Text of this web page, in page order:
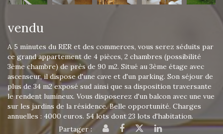
vendu
A 5 minutes du RER et des commerces, vous serez séduits par
ce grand appartement de 4 pièces, 2 chambres (possibilité
3ème chambre) de près de 90 m2. Situé au 3ème étage avec
ascenseur, il dispose d'une cave et d'un parking. Son séjour de
plus de 34 m2 exposé sud ainsi que sa disposition traversante
le rendent lumineux. Vous disposerez d'un balcon avec une vue
sur les jardins de la résidence. Belle opportunité. Charges
annuelles : 4000 euros. 54 lots dont 23 lots d'habitation.
Partager :